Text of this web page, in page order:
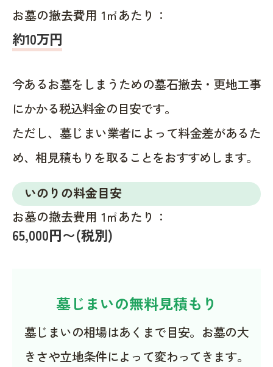
お墓の撤去費用 1㎡あたり：
約10万円
今あるお墓をしまうための墓石撤去・更地工事
にかかる税込料金の目安です。
ただし、墓じまい業者によって料金差があるた
め、相見積もりを取ることをおすすめします。
いのりの料金目安
お墓の撤去費用 1㎡あたり：
65,000円〜(税別)
墓じまいの無料見積もり
墓じまいの相場はあくまで目安。お墓の大
きさや立地条件によって変わってきます。